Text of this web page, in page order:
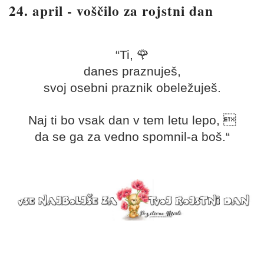
24. april - voščilo za rojstni dan
“Ti, 🌹
danes praznuješ,
svoj osebni praznik obeležuješ.
Naj ti bo vsak dan v tem letu lepo, 
da se ga za vedno spomnil-a boš.“